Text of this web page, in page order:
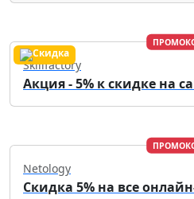
Skillfactory
Акция - 5% к скидке на
Netology
Скидка 5% на все